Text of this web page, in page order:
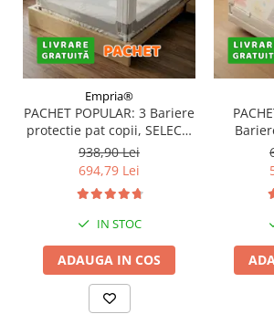
Empria®
PACHET POPULAR: 3 Bariere
protectie pat copii, SELECT,
160x200 cm
938,90 Lei
694,79 Lei
IN STOC
ADAUGA IN COS